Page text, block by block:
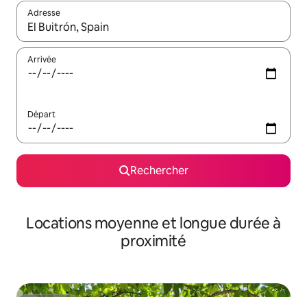
Adresse
Lorsque les résultats s'affichent, utilisez les flèches vers le
Arrivée
Départ
Rechercher
Locations moyenne et longue durée à
proximité